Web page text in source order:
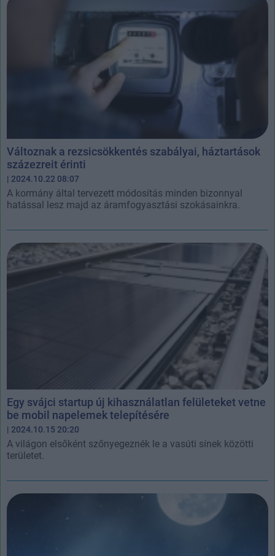
Változnak a rezsicsökkentés szabályai, háztartások
százezreit érinti
| 2024.10.22 08:07
A kormány által tervezett módosítás minden bizonnyal
hatással lesz majd az áramfogyasztási szokásainkra.
Egy svájci startup új kihasználatlan felületeket vetne
be mobil napelemek telepítésére
| 2024.10.15 20:20
A világon elsőként szőnyegeznék le a vasúti sínek közötti
területet.